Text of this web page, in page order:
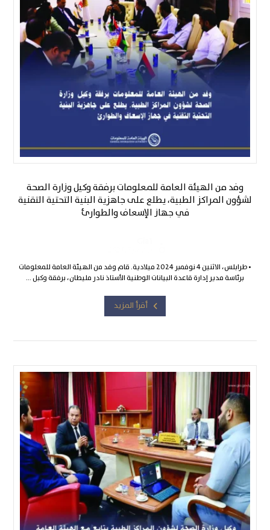
وفد من الهيئة العامة للمعلومات برفقة وكيل وزارة الصحة
لشؤون المراكز الطبية، يطلع على جاهزية البنية التحتية التقنية
في جهاز الإسعاف والطوارئ
• طرابلس، الاثنين 4 نوفمبر 2024 ميلادية. قام وفد من الهيئة العامة للمعلومات
برئاسة مدير إدارة قاعدة البيانات الوطنية الأستاذ نادر مليطان، برفقة وكبل ...
أقرأ المزيد